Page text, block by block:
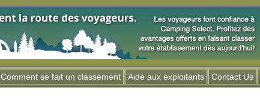
Jump to navigation
Comment se fait un classement Aide aux exploitants Contact Us